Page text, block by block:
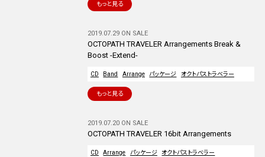
もっと見る
2019.07.29 ON SALE
OCTOPATH TRAVELER Arrangements Break &
Boost -Extend-
CD Band Arrange パッケージ オクトパストラベラー
もっと見る
2019.07.20 ON SALE
OCTOPATH TRAVELER 16bit Arrangements
CD Arrange パッケージ オクトパストラベラー